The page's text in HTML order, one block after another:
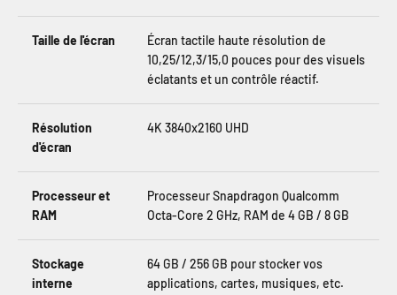
Taille de l'écran
Écran tactile haute résolution de
10,25/12,3/15,0 pouces pour des visuels
éclatants et un contrôle réactif.
Résolution
d'écran
4K 3840x2160 UHD
Processeur et
RAM
Processeur Snapdragon Qualcomm
Octa-Core 2 GHz, RAM de 4 GB / 8 GB
Stockage
interne
64 GB / 256 GB pour stocker vos
applications, cartes, musiques, etc.